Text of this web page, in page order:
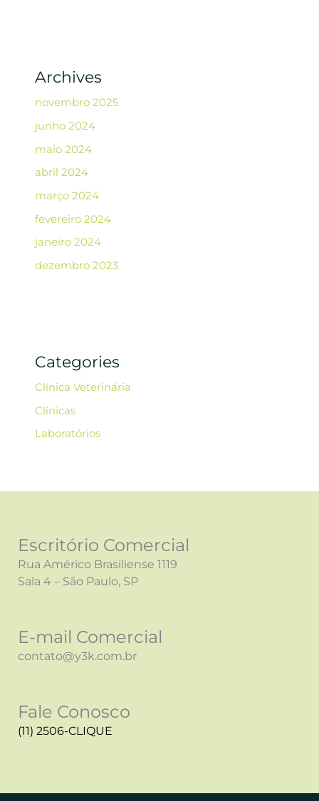
Archives
novembro 2025
junho 2024
maio 2024
abril 2024
março 2024
fevereiro 2024
janeiro 2024
dezembro 2023
Categories
Clínica Veterinária
Clínicas
Laboratórios
Escritório Comercial
Rua Américo Brasiliense 1119
Sala 4 – São Paulo, SP
E-mail Comercial
contato@y3k.com.br
Fale Conosco
(11) 2506-CLIQUE